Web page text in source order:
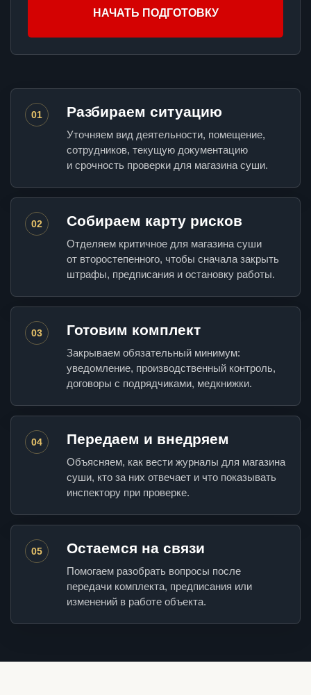
НАЧАТЬ ПОДГОТОВКУ
01 Разбираем ситуацию
Уточняем вид деятельности, помещение,
сотрудников, текущую документацию
и срочность проверки для магазина суши.
02 Собираем карту рисков
Отделяем критичное для магазина суши
от второстепенного, чтобы сначала закрыть
штрафы, предписания и остановку работы.
03 Готовим комплект
Закрываем обязательный минимум:
уведомление, производственный контроль,
договоры с подрядчиками, медкнижки.
04 Передаем и внедряем
Объясняем, как вести журналы для магазина
суши, кто за них отвечает и что показывать
инспектору при проверке.
05 Остаемся на связи
Помогаем разобрать вопросы после
передачи комплекта, предписания или
изменений в работе объекта.